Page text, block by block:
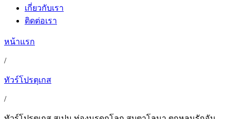
เกี่ยวกับเรา
ติดต่อเรา
หน้าแรก
/
ทัวร์โปรตุเกส
/